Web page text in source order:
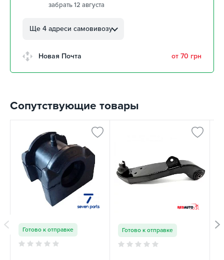
забрать 12 августа
Автолюбителей, 8а
авторынок
г. Киев, ул. Остафия
забрать 12 августа
Ще 4 адреси самовивозу
Новая Почта от 70 грн
Сопутствующие товары
Готово к отправке Готово к отправке